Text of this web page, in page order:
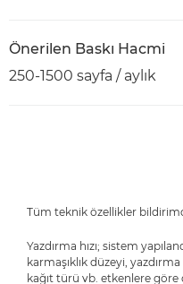
Önerilen Baskı Hacmi
250-1500 sayfa / aylık
Tüm teknik özellikler
Yazdırma hızı; sistem
karmaşıklık düzeyi,
kağıt türü vb. etkenlere göre